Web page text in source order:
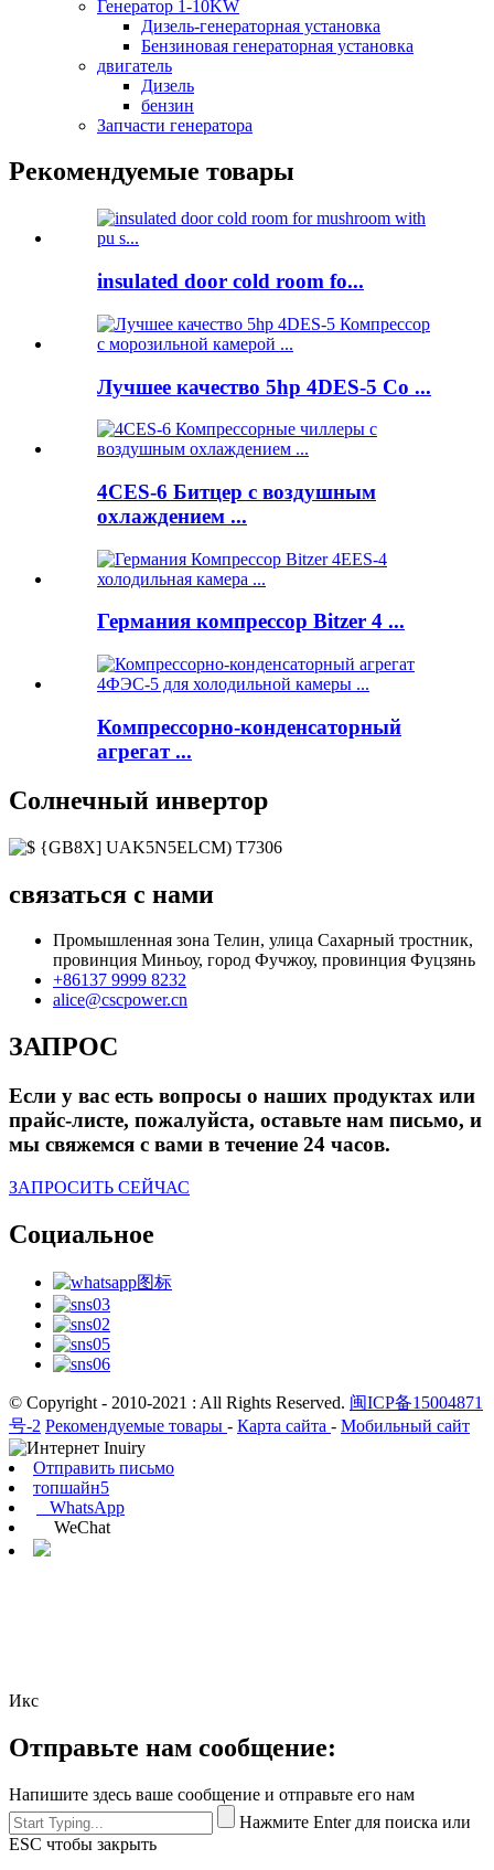
Генератор 1-10KW
Дизель-генераторная установка
Бензиновая генераторная установка
двигатель
Дизель
бензин
Запчасти генератора
Рекомендуемые товары
insulated door cold room fo...
Лучшее качество 5hp 4DES-5 Co ...
4CES-6 Битцер с воздушным
охлаждением ...
Германия компрессор Bitzer 4 ...
Компрессорно-конденсаторный
агрегат ...
Солнечный инвертор
связаться с нами
Промышленная зона Телин, улица Сахарный тростник,
провинция Миньоу, город Фучжоу, провинция Фуцзянь
+86137 9999 8232
alice@cscpower.cn
ЗАПРОС
Если у вас есть вопросы о наших продуктах или
прайс-листе, пожалуйста, оставьте нам письмо, и
мы свяжемся с вами в течение 24 часов.
ЗАПРОСИТЬ СЕЙЧАС
Социальное
© Copyright - 2010-2021 : All Rights Reserved. 闽ICP备15004871
号-2 Рекомендуемые товары - Карта сайта - Мобильный сайт
Отправить письмо
топшайн5
WhatsApp
WeChat
Икс
Отправьте нам сообщение:
Напишите здесь ваше сообщение и отправьте его нам
Нажмите Enter для поиска или
ESC чтобы закрыть